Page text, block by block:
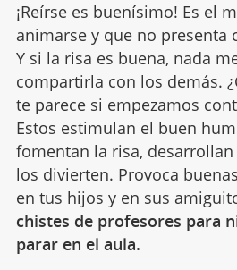
¡Reírse es buenísimo! Es el
animarse y que no presenta
Y si la risa es buena, nada
compartirla con los demás.
te parece si empezamos
Estos estimulan el buen
fomentan la risa,
los divierten. Provoca
en tus hijos y en sus
chistes de profesores para
parar en el aula.